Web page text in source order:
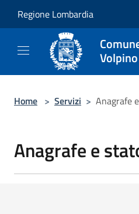
Regione Lombardia
Volpino
Home > Servizi > Anagrafe
Anagrafe e